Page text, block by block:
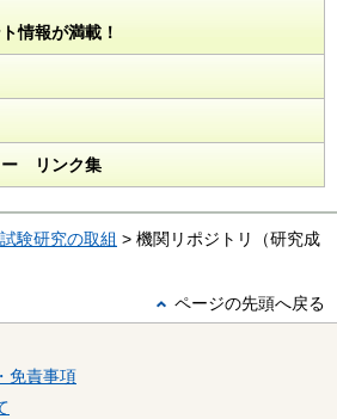
情報が満載！
ー リンク集
試験研究の取組 > 機関リポジトリ（研究成
ページの先頭へ戻る
免責事項